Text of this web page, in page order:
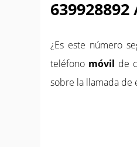
639928892
¿Es este número
teléfono móvil de
sobre la llamada de